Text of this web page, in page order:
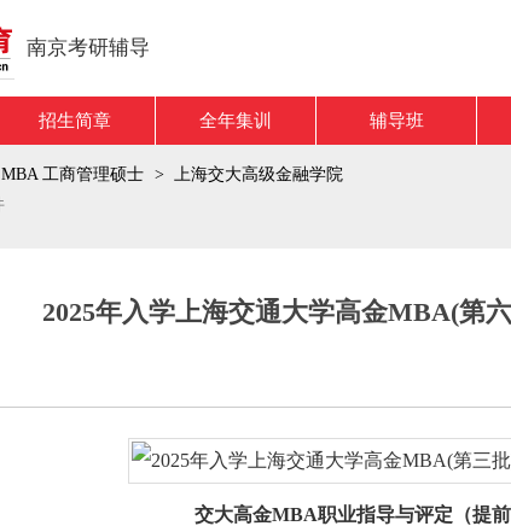
南京考研辅导
招生简章 全年集训 辅导班
MBA 工商管理硕士 > 上海交大高级金融学院
2025年入学上海交通大学高金MBA(第
交大高金MBA职业指导与评定（提